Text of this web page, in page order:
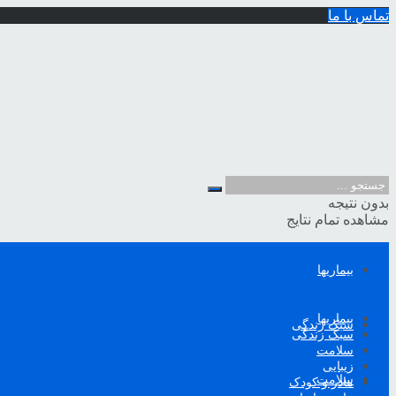
تماس با ما
بدون نتیجه
مشاهده تمام نتایج
بیماریها
سبک زندگی
سلامت
بیماریها
سبک زندگی
سلامت
زیبایی
مادر و کودک